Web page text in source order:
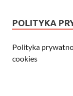
POLITYKA
Polityka
cookies